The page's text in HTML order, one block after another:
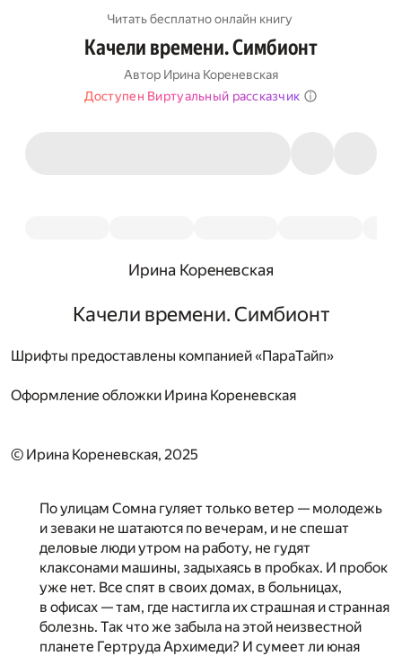
Читать бесплатно онлайн книгу
Качели времени. Симбионт
Автор Ирина Кореневская
Доступен Виртуальный рассказчик
Ирина Кореневская
Качели времени. Симбионт
Шрифты предоставлены компанией «ПараТайп»
Оформление обложки Ирина Кореневская
© Ирина Кореневская, 2025
По улицам Сомна гуляет только ветер — молодежь
и зеваки не шатаются по вечерам, и не спешат
деловые люди утром на работу, не гудят
клаксонами машины, задыхаясь в пробках. И пробок
уже нет. Все спят в своих домах, в больницах,
в офисах — там, где настигла их страшная и странная
болезнь. Так что же забыла на этой неизвестной
планете Гертруда Архимеди? И сумеет ли юная